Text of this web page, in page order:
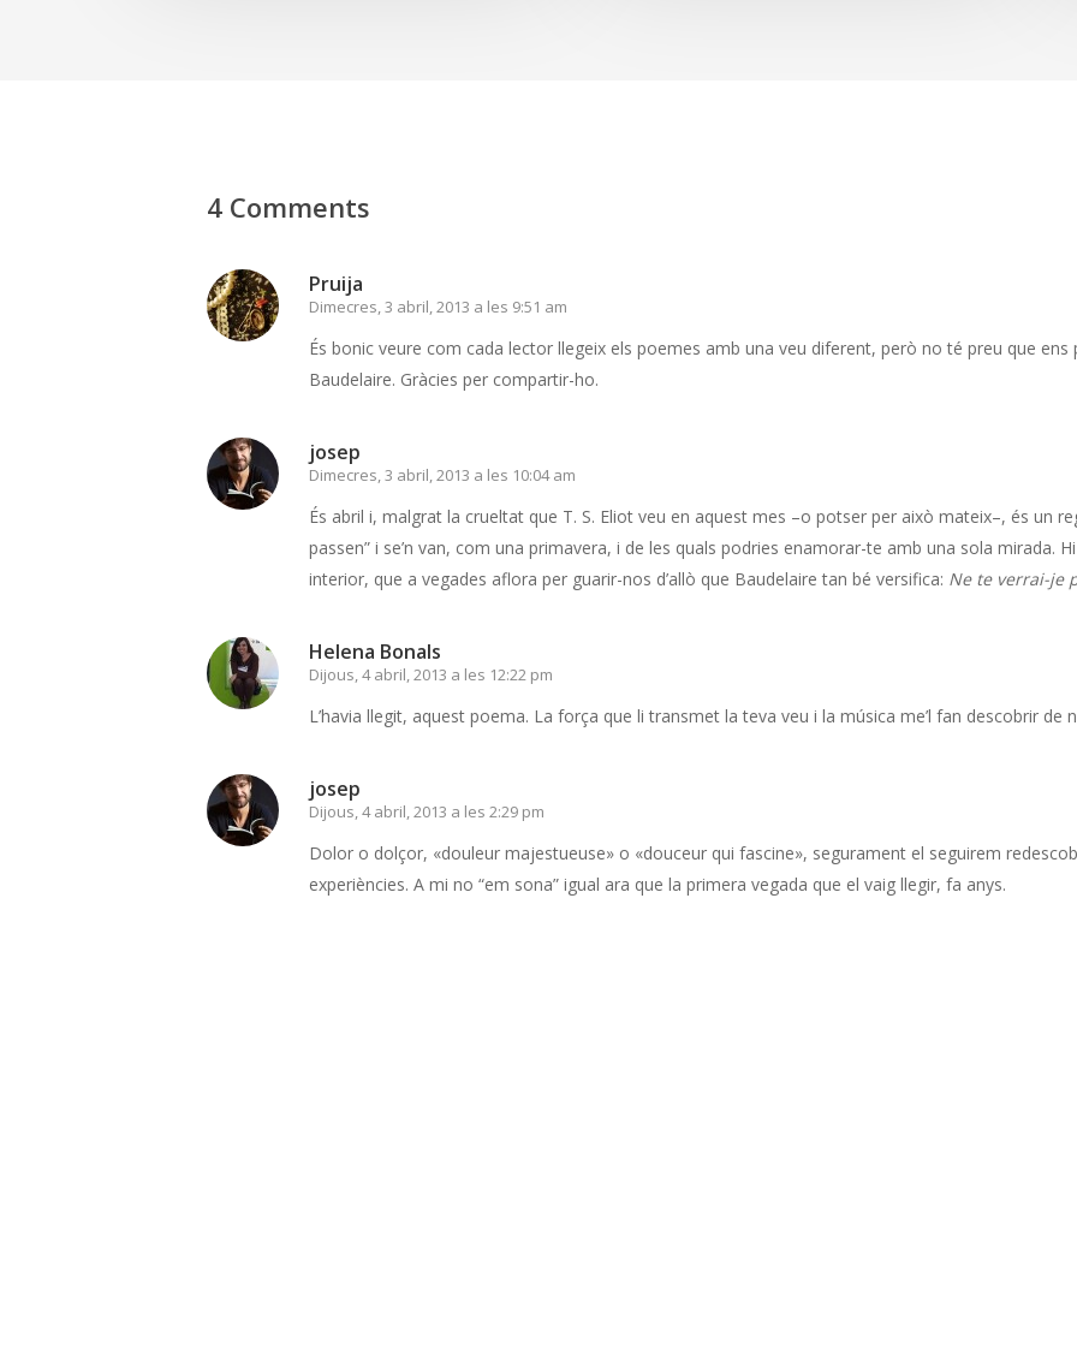
4 Comments
Pruija
Dimecres, 3 abril, 2013 a les 9:51 am
És bonic veure com cada lector llegeix els poemes amb una veu diferent, però no té preu que
Baudelaire. Gràcies per compartir-ho.
josep
Dimecres, 3 abril, 2013 a les 10:04 am
És abril i, malgrat la crueltat que T. S. Eliot veu en aquest mes –o potser per això mateix–, és un
passen” i se’n van, com una primavera, i de les quals podries enamorar-te amb una sola mirada.
interior, que a vegades aflora per guarir-nos d’allò que Baudelaire tan bé versifica: Ne te verrai-je
Helena Bonals
Dijous, 4 abril, 2013 a les 12:22 pm
L’havia llegit, aquest poema. La força que li transmet la teva veu i la música me’l fan descobrir de
josep
Dijous, 4 abril, 2013 a les 2:29 pm
Dolor o dolçor, «douleur majestueuse» o «douceur qui fascine», segurament el seguirem
experiències. A mi no “em sona” igual ara que la primera vegada que el vaig llegir, fa anys.